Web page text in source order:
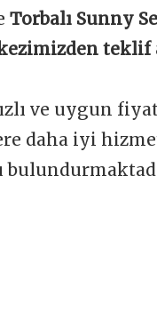
Torbalı Sunny
ve uygun
daha iyi